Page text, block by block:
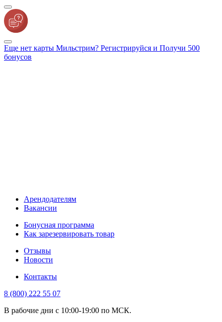
Еще нет карты Мильстрим? Регистрируйся и Получи 500
бонусов
Арендодателям
Вакансии
Бонусная программа
Как зарезервировать товар
Отзывы
Новости
Контакты
8 (800) 222 55 07
В рабочие дни с 10:00-19:00 по МСК.